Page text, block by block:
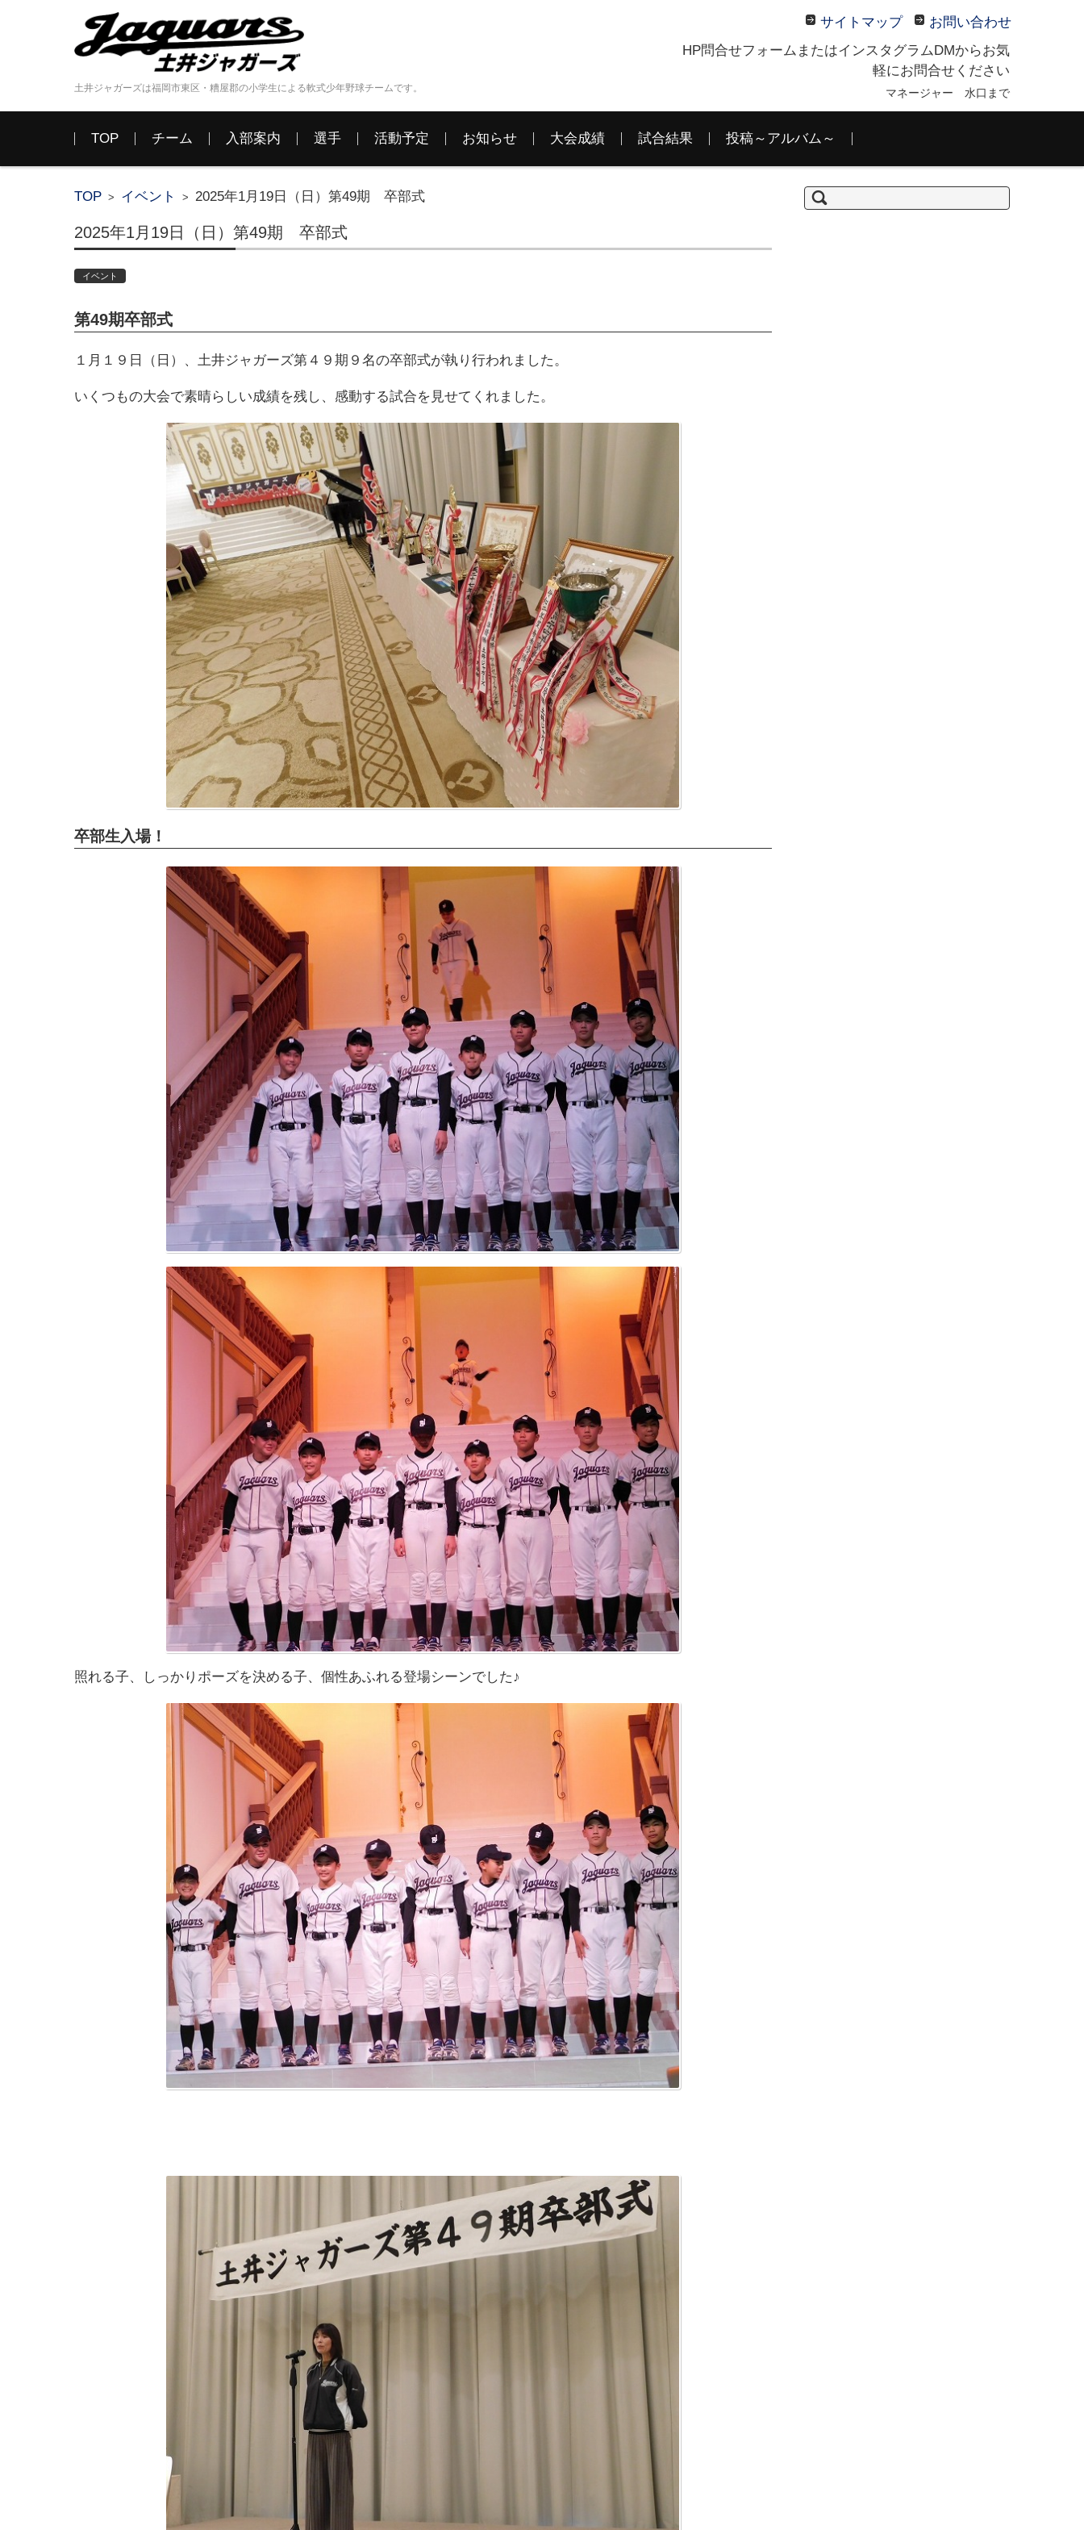
土井ジャガーズは福岡市東区・糟屋郡の小学生による軟式少年野球チームです。
サイトマップ
お問い合わせ
HP問合せフォームまたはインスタグラムDMからお気
軽にお問合せください
マネージャー 水口まで
コンテンツに移動
TOP
チーム 入部案内 選手 活動予定 お知らせ 大会成績 試合結果 投稿～アルバム～
TOP > イベント > 2025年1月19日（日）第49期 卒部式
2025年1月19日（日）第49期 卒部式
イベント
第49期卒部式
１月１９日（日）、土井ジャガーズ第４９期９名の卒部式が執り行われました。
いくつもの大会で素晴らしい成績を残し、感動する試合を見せてくれました。
卒部生入場！
照れる子、しっかりポーズを決める子、個性あふれる登場シーンでした♪
検
索: